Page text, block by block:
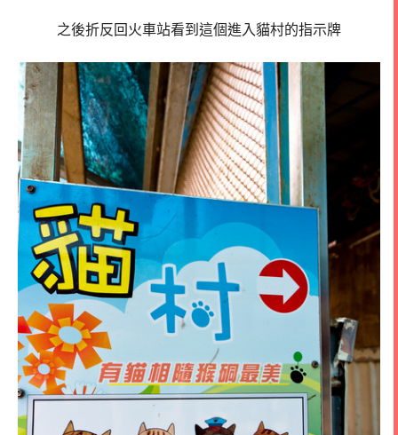
之後折反回火車站看到這個進入貓村的指示牌